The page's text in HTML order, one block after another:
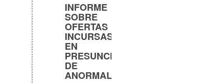
INFORME
SOBRE
OFERTAS
INCURSAS
EN
PRESUNCIÓN
DE
ANORMALIDAD